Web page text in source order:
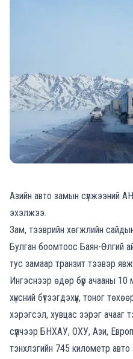
Азийн авто замын сүлжээний
эхэлжээ.
Зам, тээврийн хөгжлийн
Булган боомтоос Баян-Өлгий
тус замаар транзит тээвэр
Ингэснээр өдөр бүр ачааны
хүнсний бүтээгдэхүүн, тоног
хэрэгсэл, хувцас зэрэг
сүүлчээр БНХАУ, ОХУ, Ази,
тэнхлэгийн 745 километр